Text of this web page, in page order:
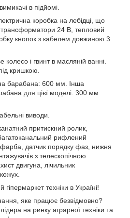
в підйомі.
коробка на лебідці, що
трансформатори 24 В, тепловий
кнопок з кабелем довжиною 3
колесо і гвинт в масляній ванні.
кришкою.
барабана: 600 мм. Інша
для цієї моделі: 300 мм
виводи.
притискний ролик,
рифлений
датчик порядку фаз, нижня
з телескопічною
двигуна, лічильник
техніки в Україні!
яке працює безвідмовно?
на ринку аграрної техніки та